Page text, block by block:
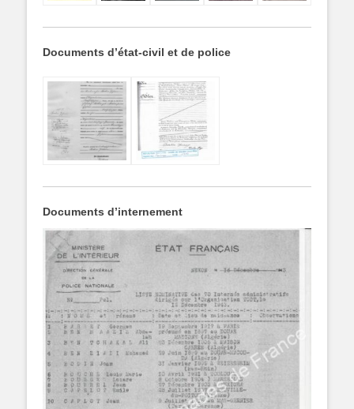
Documents d’état-civil et de police
Documents d’internement